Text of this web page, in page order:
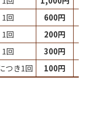
1回
600円
1回
200円
1回
300円
つき1回 100円